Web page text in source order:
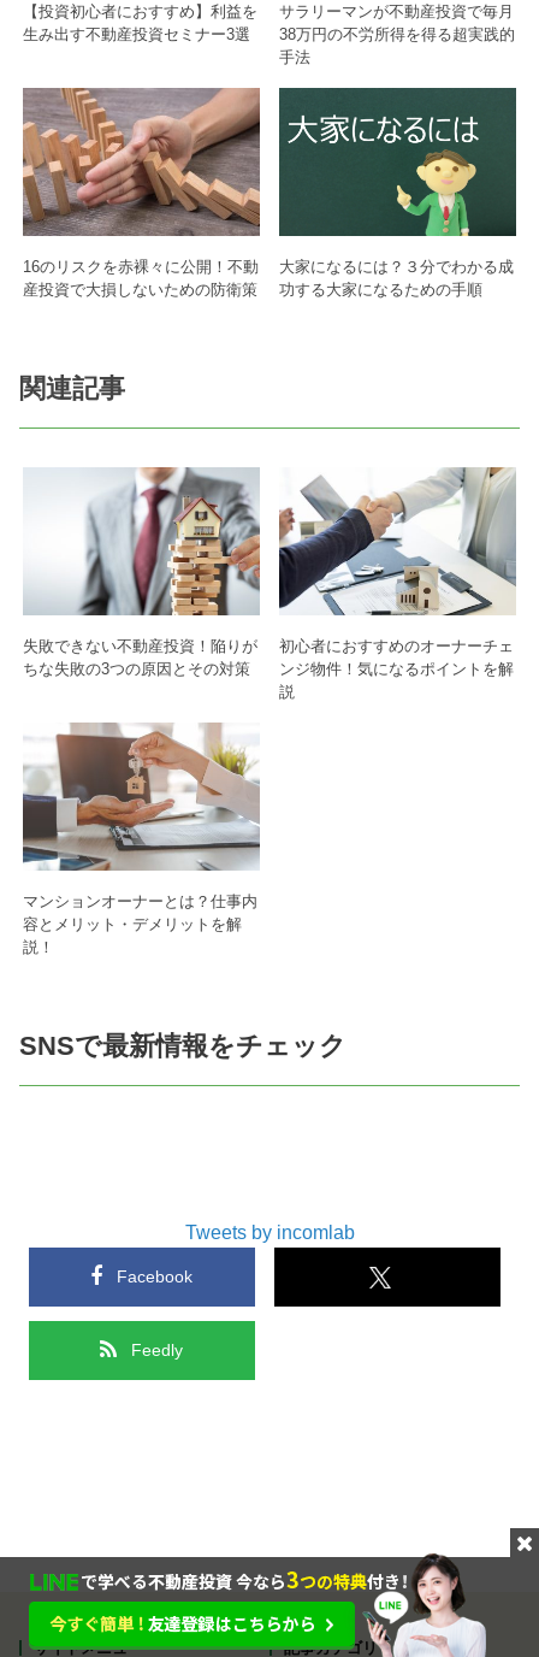
【投資初心者におすすめ】利益を
生み出す不動産投資セミナー3選
サラリーマンが不動産投資で毎月
38万円の不労所得を得る超実践的
手法
16のリスクを赤裸々に公開！不動
産投資で大損しないための防衛策
大家になるには？３分でわかる成
功する大家になるための手順
関連記事
失敗できない不動産投資！陥りが
ちな失敗の3つの原因とその対策
初心者におすすめのオーナーチェ
ンジ物件！気になるポイントを解
説
マンションオーナーとは？仕事内
容とメリット・デメリットを解
説！
SNSで最新情報をチェック
Tweets by incomlab
Facebook
Feedly
サイトメニュー 記事カテゴリ